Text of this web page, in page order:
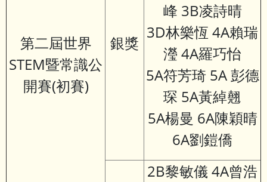
第二屆世界
STEM暨常識公
開賽(初賽)
銀獎
峰 3B凌詩晴
3D林樂恆 4A賴瑞
瀅 4A羅巧怡
5A符芳琦 5A 彭德
琛 5A黃綽翹
5A楊曼 6A陳穎晴
6A劉鎧僑
2B黎敏儀 4A曾浩